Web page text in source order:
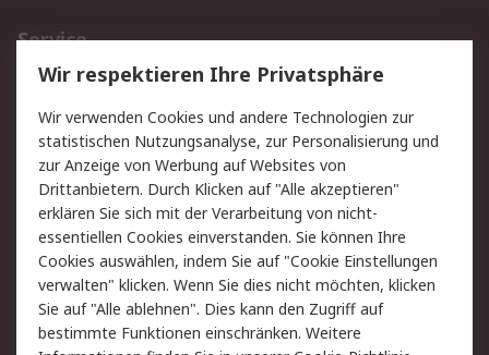
Service
Value Added Services
Lieferlösungen
Rücksendungen
Kontakt
Hilfe
Rechtliches
AGB
Datenschutz
Cookie-Richtlinie
Zahlungsbedingungen
Copyright/Impressum
Wir respektieren Ihre Privatsphäre
Wir verwenden Cookies und andere Technologien zur
statistischen Nutzungsanalyse, zur Personalisierung und
zur Anzeige von Werbung auf Websites von
Drittanbietern. Durch Klicken auf "Alle akzeptieren"
erklären Sie sich mit der Verarbeitung von nicht-
essentiellen Cookies einverstanden. Sie können Ihre
Cookies auswählen, indem Sie auf "Cookie Einstellungen
verwalten" klicken. Wenn Sie dies nicht möchten, klicken
Sie auf "Alle ablehnen". Dies kann den Zugriff auf
bestimmte Funktionen einschränken. Weitere